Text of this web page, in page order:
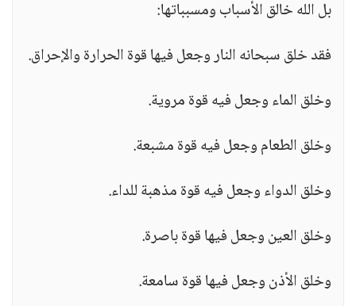
بل الله خالق الأسباب ومسبباتها:
فقد خلق سبحانه النار وجعل فيها قوة الحرارة والإحراق.
وخلق الماء وجعل فيه قوة مروية.
وخلق الطعام وجعل فيه قوة مشبعة.
وخلق الدواء وجعل فيه قوة مذهبة للداء.
وخلق العين وجعل فيها قوة باصرة.
وخلق الأذن وجعل فيها قوة سامعة.